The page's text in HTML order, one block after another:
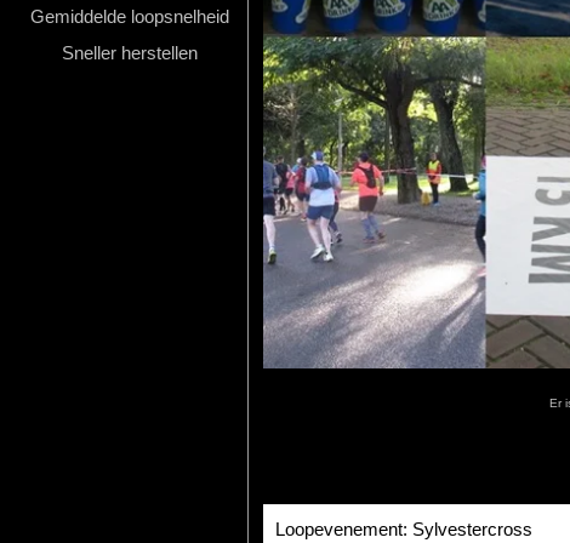
Gemiddelde loopsnelheid
Sneller herstellen
Hardlopen
Er
Loopevenement: Sylvestercross